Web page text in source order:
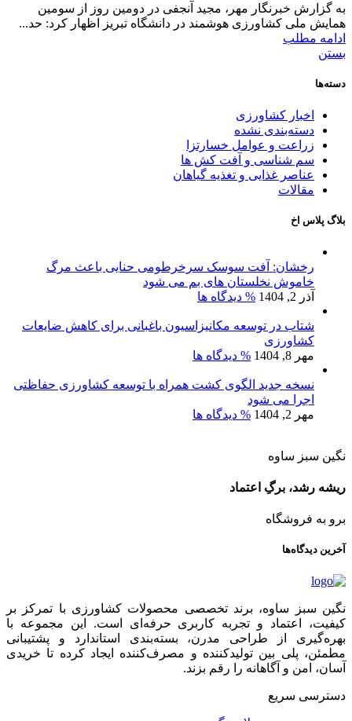
به گزارش خبرنگار مهر، مجید آنجفی در دومین روز از سومین
همایش ملی کشاورزی هوشمند در دانشگاه تبریز اظهار کرد: حد...
ادامه مطلب
بستن
دسته‌ها
اخبار کشاورزی
دسته‌بندی نشده
زراعت و عوامل خسارتزا
سم شناسی و آفت کش ها
عناصر غذایی و تغذیه گیاهان
مقالات
بلاگ پلاس اخ
رخشان: آفت سوسک سرخرطومی حنایی باعث مرگ
خاموش نخلستان های بم می شود
آذر 2, 1404
% دیدگاه ها
شتاب در توسعه مکانیزاسیون باغبانی برای کاهش ضایعات
کشاورزی
مهر 8, 1404
% دیدگاه ها
نسخه جدید الگوی کشت همراه با توسعه کشاورزی حفاظتی
اجرا می شود
مهر 2, 1404
% دیدگاه ها
نگین سبز ساوه
ریشه رشد، برگِ اعتماد
برو به فروشگاه
آخرین دیدگاه‌ها
نگین سبز ساوه، برند تخصصی محصولات کشاورزی با تمرکز بر
کیفیت، اعتماد و تجربه کاربری حرفه‌ای است. این مجموعه با
بهره‌گیری از طراحی مدرن، بسته‌بندی استاندارد و پشتیبانی
مطمئن، پلی بین تولیدکننده و مصرف‌کننده ایجاد کرده تا خریدی
آسان، امن و آگاهانه را رقم بزند.
دسترسی سریع